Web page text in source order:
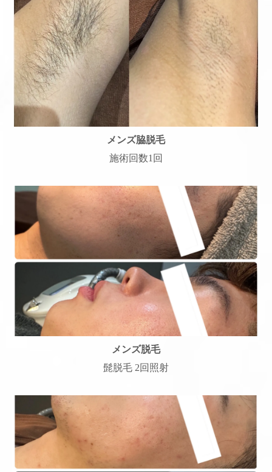
メンズ脇脱毛
施術回数1回
メンズ脱毛
髭脱毛 2回照射